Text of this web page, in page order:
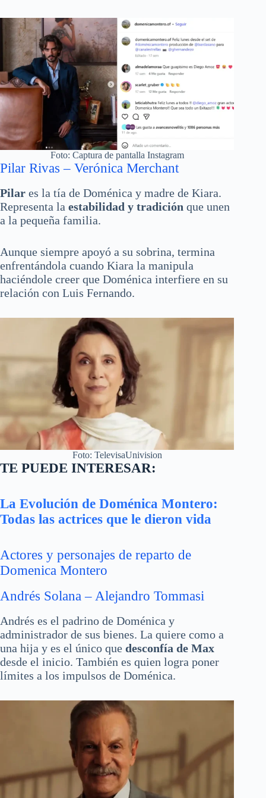
Foto: Captura de pantalla Instagram
Pilar Rivas – Verónica Merchant
Pilar es la tía de Doménica y madre de Kiara.
Representa la estabilidad y tradición que unen
a la pequeña familia.
Aunque siempre apoyó a su sobrina, termina
enfrentándola cuando Kiara la manipula
haciéndole creer que Doménica interfiere en su
relación con Luis Fernando.
Foto: TelevisaUnivision
TE PUEDE INTERESAR:
La Evolución de Doménica Montero:
Todas las actrices que le dieron vida
Actores y personajes de reparto de
Domenica Montero
Andrés Solana – Alejandro Tommasi
Andrés es el padrino de Doménica y
administrador de sus bienes. La quiere como a
una hija y es el único que desconfía de Max
desde el inicio. También es quien logra poner
límites a los impulsos de Doménica.